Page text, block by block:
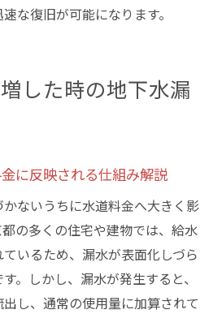
な復旧が可能になります。
した時の地下水漏
に反映される仕組み解説
ないうちに水道料金へ大きく影
の多くの住宅や建物では、給水
いるため、漏水が表面化しづら
。しかし、漏水が発生すると、
し、通常の使用量に加算されて